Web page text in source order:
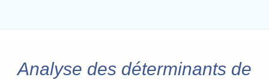
Analyse des déterminants de